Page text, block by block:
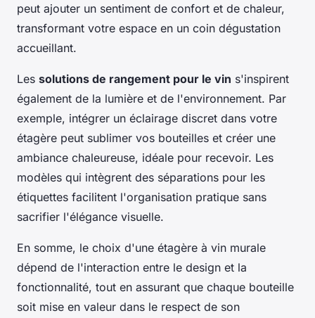
peut ajouter un sentiment de confort et de chaleur,
transformant votre espace en un coin dégustation
accueillant.
Les solutions de rangement pour le vin s'inspirent
également de la lumière et de l'environnement. Par
exemple, intégrer un éclairage discret dans votre
étagère peut sublimer vos bouteilles et créer une
ambiance chaleureuse, idéale pour recevoir. Les
modèles qui intègrent des séparations pour les
étiquettes facilitent l'organisation pratique sans
sacrifier l'élégance visuelle.
En somme, le choix d'une étagère à vin murale
dépend de l'interaction entre le design et la
fonctionnalité, tout en assurant que chaque bouteille
soit mise en valeur dans le respect de son